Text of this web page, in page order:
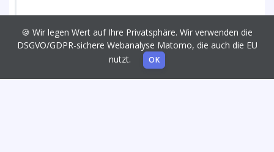
🍪 Wir legen Wert auf Ihre Privatsphäre. Wir verwenden die
DSGVO/GDPR-sichere Webanalyse Matomo, die auch die EU
nutzt.
OK